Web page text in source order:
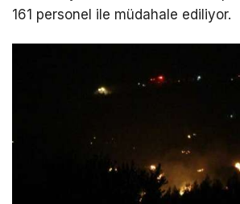
161 personel ile müdahale ediliyor.